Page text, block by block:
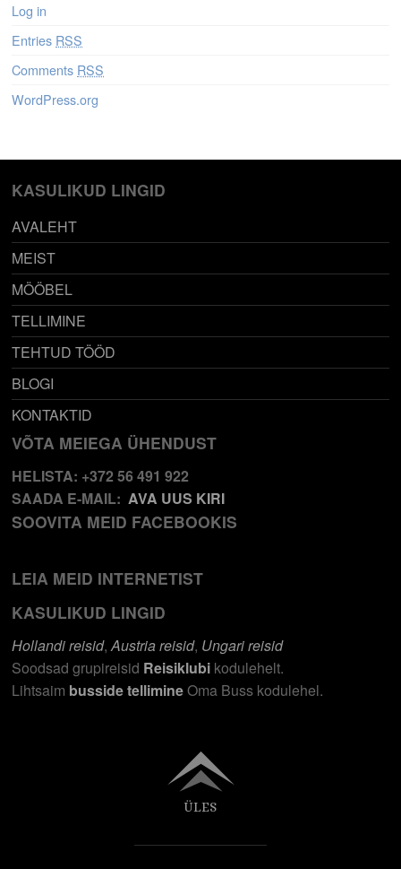
Log in
Entries RSS
Comments RSS
WordPress.org
KASULIKUD LINGID
AVALEHT
MEIST
MÖÖBEL
TELLIMINE
TEHTUD TÖÖD
BLOGI
KONTAKTID
VÕTA MEIEGA ÜHENDUST
HELISTA: +372 56 491 922
SAADA E-MAIL:AVA UUS KIRI
SOOVITA MEID FACEBOOKIS
LEIA MEID INTERNETIST
KASULIKUD LINGID
Hollandi reisid,Austria reisid, Ungari reisid
Soodsad grupireisid Reisiklubi kodulehelt.
Lihtsaim busside tellimineOma Buss kodulehel.
ÜLES